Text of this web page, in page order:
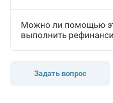
Можно ли помощью
выполнить
Задать вопрос